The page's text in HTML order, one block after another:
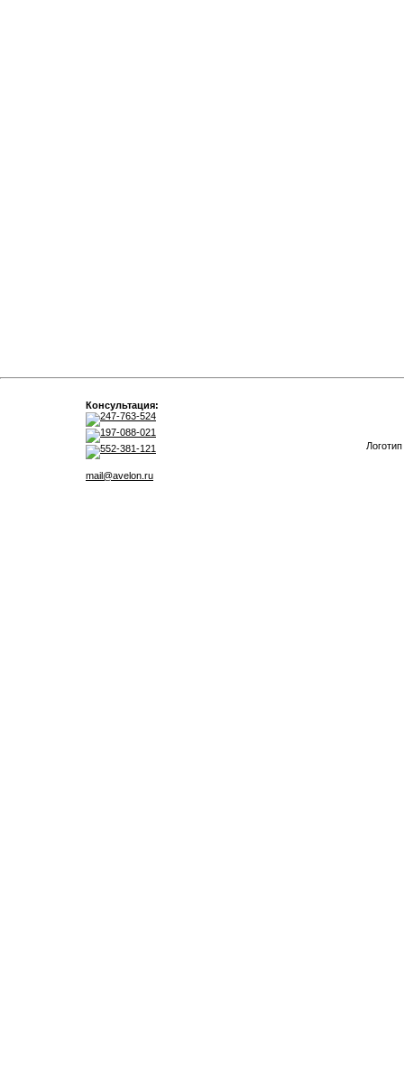
Консультация:
247-763-524
197-088-021
552-381-121
mail@avelon.ru